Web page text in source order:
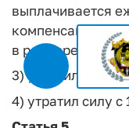
выплачивается
компенсация на
в размере 4100
3) утратил силу
4) утратил силу с